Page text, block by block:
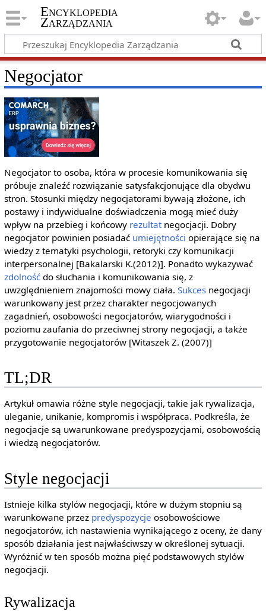
Encyklopedia
Zarządzania
Negocjator
Negocjator to osoba, która w procesie komunikowania się
próbuje znaleźć rozwiązanie satysfakcjonujące dla obydwu
stron. Stosunki między negocjatorami bywają złożone, ich
postawy i indywidualne doświadczenia mogą mieć duży
wpływ na przebieg i końcowy rezultatnegocjacji. Dobry
negocjator powinien posiadać umiejętności opierające się na
wiedzy z tematyki psychologii, retoryki czy komunikacji
interpersonalnej [Bakalarski K.(2012)]. Ponadto wykazywać
zdolnośćdo słuchania i komunikowania się, z
uwzględnieniem znajomości mowy ciała. Sukcesnegocjacji
warunkowany jest przez charakter negocjowanych
zagadnień, osobowości negocjatorów, wiarygodności i
poziomu zaufania do przeciwnej strony negocjacji, a także
przygotowanie negocjatorów [Witaszek Z. (2007)]
TL;DR
Artykuł omawia różne style negocjacji, takie jak rywalizacja,
uleganie, unikanie, kompromis i współpraca. Podkreśla, że
negocjacje są uwarunkowane predyspozycjami, osobowością
i wiedzą negocjatorów.
Style negocjacji
Istnieje kilka stylów negocjacji, które w dużym stopniu są
warunkowane przez predyspozycje osobowościowe
negocjatorów, ich nastawienia wynikającego z oceny, że dany
sposób działania jest najwłaściwszy w określonej sytuacji.
Wyróżnić w ten sposób można pięć podstawowych stylów
negocjacji.
Rywalizacja